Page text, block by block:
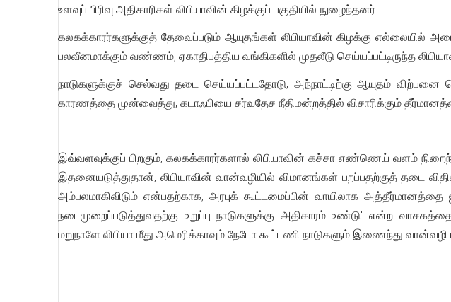
உளவுப் பிரிவு அதிகாரிகள் லிபியாவின் கிழக்குப் பகுதியில் நுழைந்தனர்.
கலகக்காரர்களுக்குத் தேவைப்படும் ஆயுதங்கள் லிபியாவின் கிழக்கு
பலவீனமாக்கும் வண்ணம், ஏகாதிபத்திய வங்கிகளில் முதலீடு செய்யப்பட்டிருந்த
நாடுகளுக்குச் செல்வது தடை செய்யப்பட்டதோடு, அந்நாட்டிற்கு ஆயுதம்
காரணத்தை முன்வைத்து, கடாஃபியை சர்வதேச நீதிமன்றத்தில் விசாரிக்கும்
இவ்வளவுக்குப் பிறகும், கலகக்காரர்களால் லிபியாவின் கச்சா எண்ணெய் வளம்
இதனையடுத்துதான், லிபியாவின் வான்வழியில் விமானங்கள் பறப்பதற்குத் தடை
அம்பலமாகிவிடும் என்பதற்காக, அரபுக் கூட்டமைப்பின் வாயிலாக
நடைமுறைப்படுத்துவதற்கு உறுப்பு நாடுகளுக்கு அதிகாரம் உண்டு' என்ற
மறுநாளே லிபியா மீது அமெரிக்காவும் நேடோ கூட்டணி நாடுகளும் இணைந்து